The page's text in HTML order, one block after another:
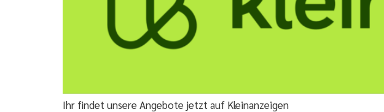
Ihr findet unsere Angebote jetzt auf Kleinanzeigen